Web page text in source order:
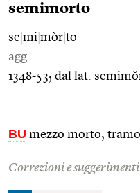
semimorto
se mi mòr to
agg.
1348-53; dal lat.
BU mezzo morto,
Correzioni e suggerimenti